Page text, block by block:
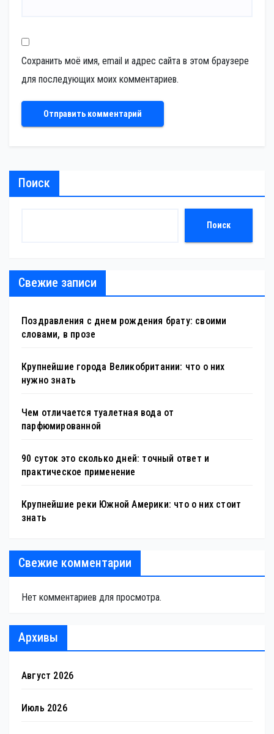
Сохранить моё имя, email и адрес сайта в этом браузере
для последующих моих комментариев.
Поиск
Поиск
Свежие записи
Поздравления с днем рождения брату: своими
словами, в прозе
Крупнейшие города Великобритании: что о них
нужно знать
Чем отличается туалетная вода от
парфюмированной
90 суток это сколько дней: точный ответ и
практическое применение
Крупнейшие реки Южной Америки: что о них стоит
знать
Свежие комментарии
Нет комментариев для просмотра.
Архивы
Август 2026
Июль 2026